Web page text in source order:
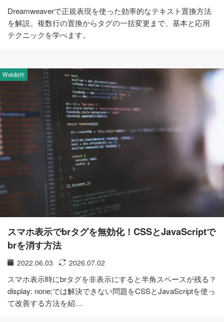
Dreamweaverで正規表現を使った効率的なテキスト置換方法
を解説。複数行の置換からタグの一括変更まで、基本と応用
テクニックを学べます。
Web制作
スマホ表示でbrタグを無効化！CSSとJavaScriptで
brを消す方法
2022.06.03 2026.07.02
スマホ表示時にbrタグを非表示にすると半角スペースが残る？
display: none;では解決できない問題をCSSとJavaScriptを使っ
て改善する方法を紹…